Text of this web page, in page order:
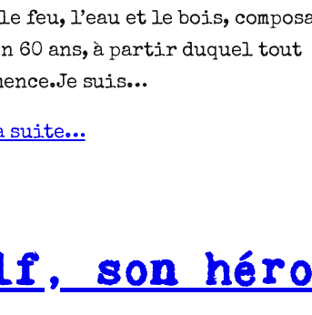
feu, l’eau et le bois,
60 ans, à partir duquel tout
suis…
suite…
son